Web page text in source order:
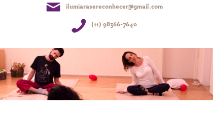
ilumiarasereconhecer@gmail.com
(11) 98366-7640